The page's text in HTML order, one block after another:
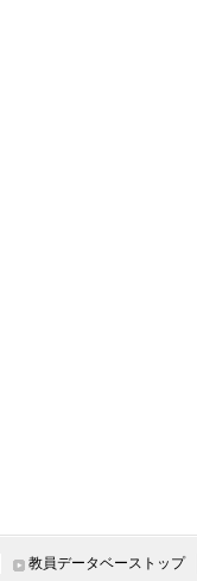
教員データベーストップ